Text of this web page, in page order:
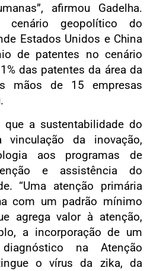
afirmou Gadelha.
geopolítico do
Estados Unidos e China
de patentes no cenário
das patentes da área da
mãos de 15 empresas
que a sustentabilidade do
vinculação da inovação,
aos programas de
e assistência do
“Uma atenção primária
com um padrão mínimo
agrega valor à atenção,
a incorporação de um
na Atenção
o vírus da zika, da